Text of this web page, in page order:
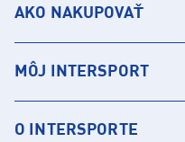
AKO NAKUPOVAŤ
MÔJ INTERSPORT
O INTERSPORTE